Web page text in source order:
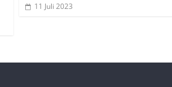
11 Juli 2023